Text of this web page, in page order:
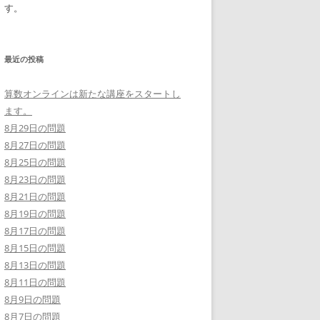
す。
最近の投稿
算数オンラインは新たな講座をスタートし
ます。
8月29日の問題
8月27日の問題
8月25日の問題
8月23日の問題
8月21日の問題
8月19日の問題
8月17日の問題
8月15日の問題
8月13日の問題
8月11日の問題
8月9日の問題
8月7日の問題